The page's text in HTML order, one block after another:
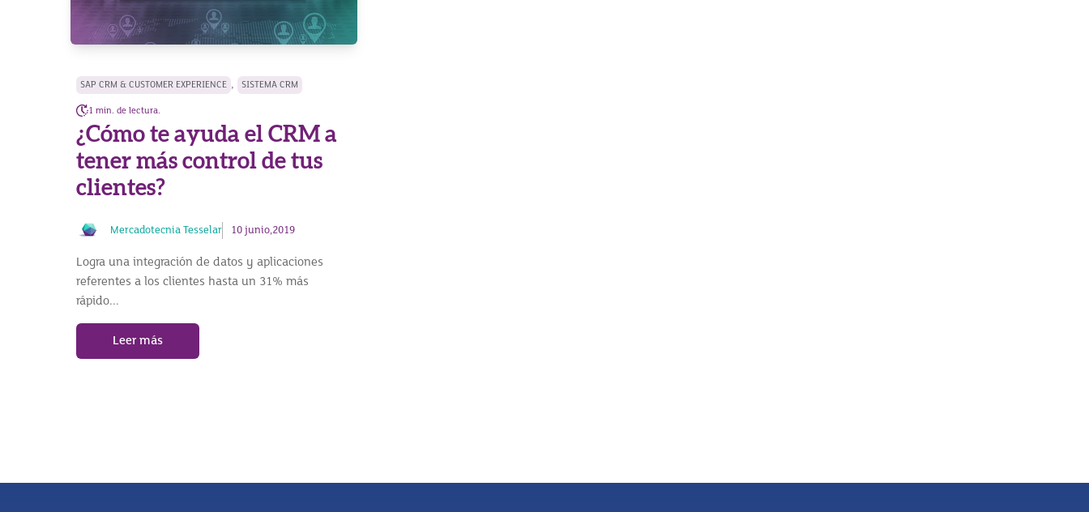
SAP CRM & CUSTOMER EXPERIENCE , SISTEMA CRM
1 min. de lectura.
¿Cómo te ayuda el CRM a
tener más control de tus
clientes?
Mercadotecnia Tesselar 10 junio,2019
Logra una integración de datos y aplicaciones
referentes a los clientes hasta un 31% más
rápido...
Leer más